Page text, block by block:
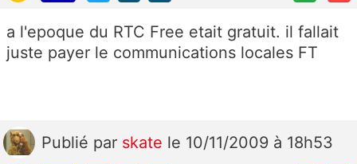
a l'epoque du RTC Free etait gratuit. il fallait
juste payer le communications locales FT
Publié par skate le 10/11/2009 à 18h53